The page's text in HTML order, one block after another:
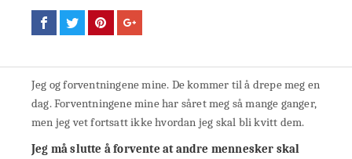
Jeg og forventningene mine. De kommer til å drepe meg en
dag. Forventningene mine har såret meg så mange ganger,
men jeg vet fortsatt ikke hvordan jeg skal bli kvitt dem.
Jeg må slutte å forvente at andre mennesker skal